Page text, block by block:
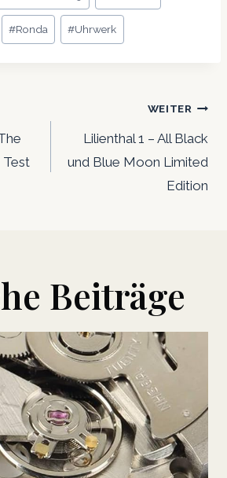
#Ronda #Uhrwerk
Test
WEITER
Lilienthal 1 – All Black
und Blue Moon Limited
Edition
Beiträge